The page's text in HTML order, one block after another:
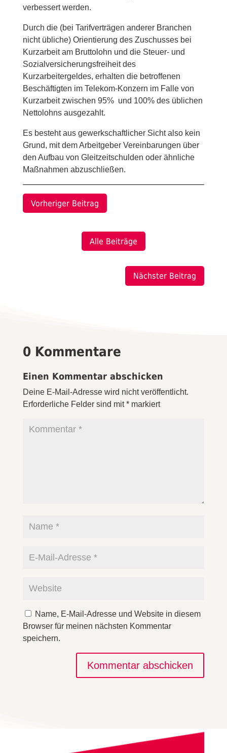
verbessert werden.
Durch die (bei Tarifverträgen anderer Branchen
nicht übliche) Orientierung des Zuschusses bei
Kurzarbeit am Bruttolohn und die Steuer- und
Sozialversicherungsfreiheit des
Kurzarbeitergeldes, erhalten die betroffenen
Beschäftigten im Telekom-Konzern im Falle von
Kurzarbeit zwischen 95% und 100% des üblichen
Nettolohns ausgezahlt.
Es besteht aus gewerkschaftlicher Sicht also kein
Grund, mit dem Arbeitgeber Vereinbarungen über
den Aufbau von Gleitzeitschulden oder ähnliche
Maßnahmen abzuschließen.
Vorheriger Beitrag
Alle Beiträge
Nächster Beitrag
0 Kommentare
Einen Kommentar abschicken
Deine E-Mail-Adresse wird nicht veröffentlicht.
Erforderliche Felder sind mit*markiert
Name, E-Mail-Adresse und Website in diesem
Browser für meinen nächsten Kommentar
speichern.
Kommentar abschicken